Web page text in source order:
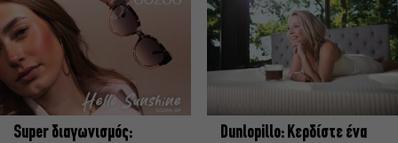
Super διαγωνισμός:
Dunlopillo: Κερδίστε ένα